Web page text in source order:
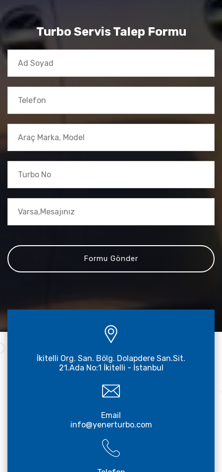
Turbo Servis Talep Formu
İkitelli Org. San. Bölg. Dolapdere San.Sit.
21.Ada No:1 İkitelli - İstanbul
Email
info@yenerturbo.com